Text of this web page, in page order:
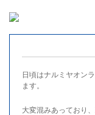
日頃はナルミヤオン
ます。
大変混みあっており